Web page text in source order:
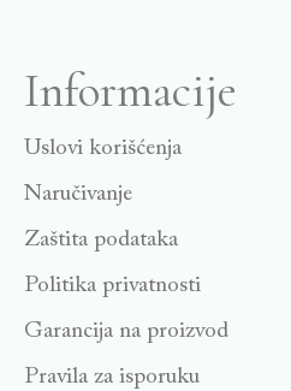
Informacije
Uslovi korišćenja
Naručivanje
Zaštita podataka
Politika privatnosti
Garancija na proizvod
Pravila za isporuku